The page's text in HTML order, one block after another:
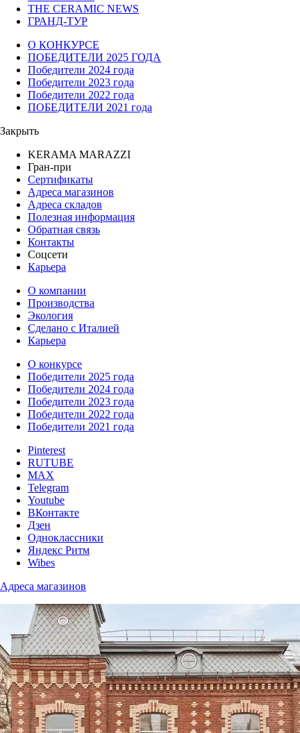
THE CERAMIC NEWS
ГРАНД-ТУР
О КОНКУРСЕ
ПОБЕДИТЕЛИ 2025 ГОДА
Победители 2024 года
Победители 2023 года
Победители 2022 года
ПОБЕДИТЕЛИ 2021 года
Закрыть
KERAMA MARAZZI
Гран-при
Сертификаты
Адреса магазинов
Адреса складов
Полезная информация
Обратная связь
Контакты
Соцсети
Карьера
О компании
Производства
Экология
Сделано с Италией
Карьера
О конкурсе
Победители 2025 года
Победители 2024 года
Победители 2023 года
Победители 2022 года
Победители 2021 года
Pinterest
RUTUBE
MAX
Telegram
Youtube
ВКонтакте
Дзен
Одноклассники
Яндекс Ритм
Wibes
Адреса магазинов